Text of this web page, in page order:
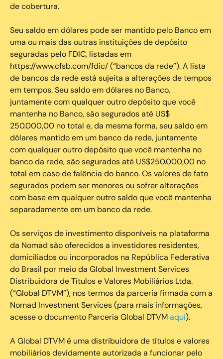
de cobertura.
Seu saldo em dólares pode ser mantido pelo Banco em
uma ou mais das outras instituições de depósito
seguradas pelo FDIC, listadas em
https://www.cfsb.com/fdic/ (“bancos da rede”). A lista
de bancos da rede está sujeita a alterações de tempos
em tempos. Seu saldo em dólares no Banco,
juntamente com qualquer outro depósito que você
mantenha no Banco, são segurados até US$
250.000,00 no total e, da mesma forma, seu saldo em
dólares mantido em um banco da rede, juntamente
com qualquer outro depósito que você mantenha no
banco da rede, são segurados até US$250.000,00 no
total em caso de falência do banco. Os valores de fato
segurados podem ser menores ou sofrer alterações
com base em qualquer outro saldo que você mantenha
separadamente em um banco da rede.
Os serviços de investimento disponíveis na plataforma
da Nomad são oferecidos a investidores residentes,
domiciliados ou incorporados na República Federativa
do Brasil por meio da Global Investment Services
Distribuidora de Títulos e Valores Mobiliários Ltda.
(“Global DTVM”), nos termos da parceria firmada com a
Nomad Investment Services (para mais informações,
acesse o documento Parceria Global DTVMaqui).
A Global DTVM é uma distribuidora de títulos e valores
mobiliários devidamente autorizada a funcionar pelo